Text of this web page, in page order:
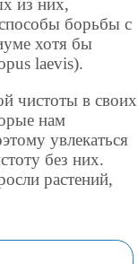
борьбы с
хотя бы
laevis).
чистоты в своих
нам
увлекаться
без них.
растений,